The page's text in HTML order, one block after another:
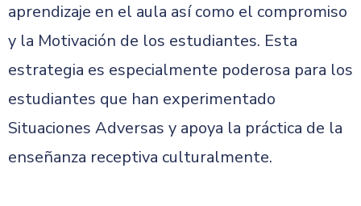
aprendizaje en el aula así como el compromiso
y la Motivación de los estudiantes. Esta
estrategia es especialmente poderosa para los
estudiantes que han experimentado
Situaciones Adversas y apoya la práctica de la
enseñanza receptiva culturalmente.